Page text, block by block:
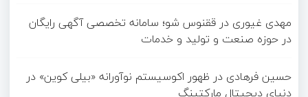
مهدی غیوری در ققنوس شو؛ سامانه تخصصی آگهی رایگان
در حوزه صنعت و تولید و خدمات
حسین فرهادی در ظهور اکوسیستم نوآورانه «بیلی کوین» در
دنیای دیجیتال مارکتینگ